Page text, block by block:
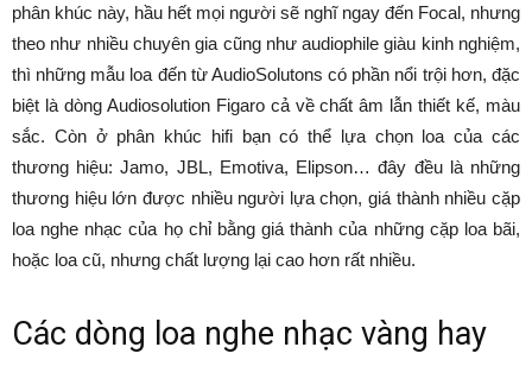
phân khúc này, hầu hết mọi người sẽ nghĩ ngay đến Focal, nhưng
theo như nhiều chuyên gia cũng như audiophile giàu kinh nghiệm,
thì những mẫu loa đến từ AudioSolutons có phần nổi trội hơn, đặc
biệt là dòng Audiosolution Figaro cả về chất âm lẫn thiết kế, màu
sắc. Còn ở phân khúc hifi bạn có thể lựa chọn loa của các
thương hiệu: Jamo, JBL, Emotiva, Elipson… đây đều là những
thương hiệu lớn được nhiều người lựa chọn, giá thành nhiều cặp
loa nghe nhạc của họ chỉ bằng giá thành của những cặp loa bãi,
hoặc loa cũ, nhưng chất lượng lại cao hơn rất nhiều.
Các dòng loa nghe nhạc vàng hay